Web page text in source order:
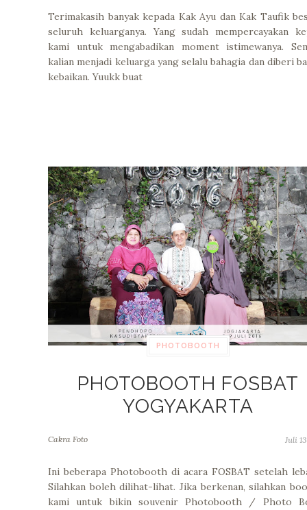
Terimakasih banyak kepada Kak Ayu dan Kak Taufik
seluruh keluarganya. Yang sudah mempercayakan
kami untuk mengabadikan moment istimewanya.
kalian menjadi keluarga yang selalu bahagia dan diberi
kebaikan. Yuukk buat
PHOTOBOOTH
PHOTOBOOTH FOSBAT
YOGYAKARTA
Cakra Foto Juli
Ini beberapa Photobooth di acara FOSBAT setelah
Silahkan boleh dilihat-lihat. Jika berkenan, silahkan
kami untuk bikin souvenir Photobooth / Photo